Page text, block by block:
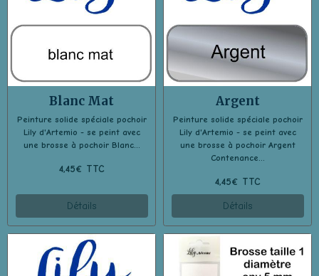
Blanc Mat
Peinture solide spéciale pochoir
Lily d'Artemio - se peint avec
une brosse à pochoir Blanc...
4,45€ TTC
Détails
Argent
Peinture solide spéciale pochoir
Lily d'Artemio - se peint avec
une brosse à pochoir Argent
Contenance...
4,45€ TTC
Détails